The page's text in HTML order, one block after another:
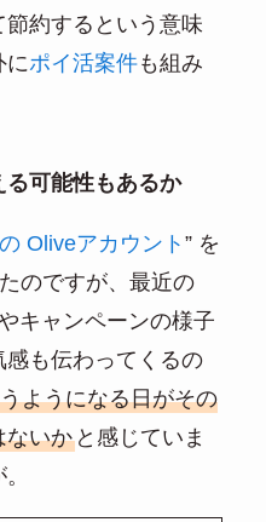
約するという意味
にポイ活案件も組み
可能性もあるか
Oliveアカウント ” を
のですが、最近の
キャンペーンの様子
も伝わってくるの
ようになる日がその
ないかと感じていま